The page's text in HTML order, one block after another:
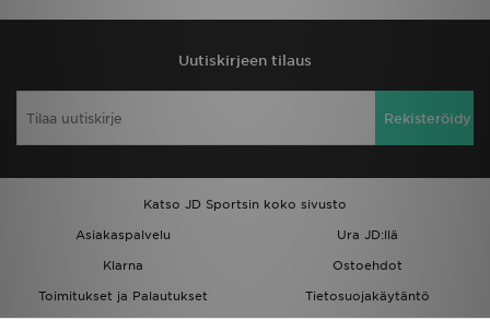
Uutiskirjeen tilaus
Rekisteröidy
Katso JD Sportsin koko sivusto
Asiakaspalvelu
Ura JD:llä
Klarna
Ostoehdot
Toimitukset ja Palautukset
Tietosuojakäytäntö